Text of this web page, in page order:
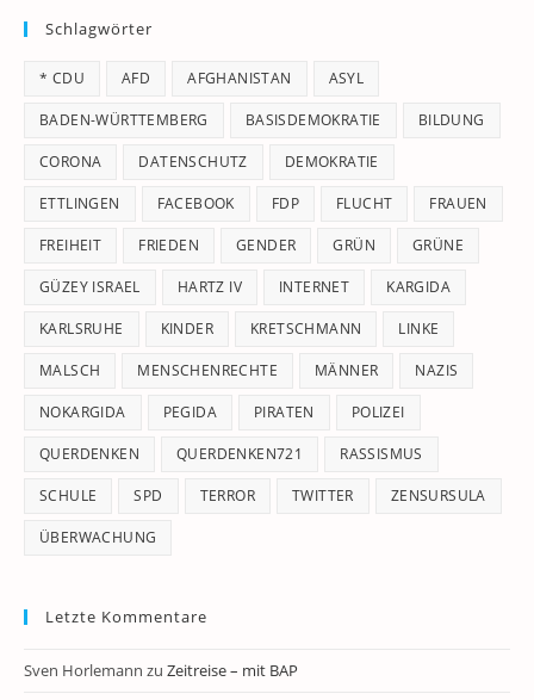
Schlagwörter
* CDU AFD AFGHANISTAN ASYL
BADEN-WÜRTTEMBERG BASISDEMOKRATIE BILDUNG
CORONA DATENSCHUTZ DEMOKRATIE
ETTLINGEN FACEBOOK FDP FLUCHT FRAUEN
FREIHEIT FRIEDEN GENDER GRÜN GRÜNE
GÜZEY ISRAEL HARTZ IV INTERNET KARGIDA
KARLSRUHE KINDER KRETSCHMANN LINKE
MALSCH MENSCHENRECHTE MÄNNER NAZIS
NOKARGIDA PEGIDA PIRATEN POLIZEI
QUERDENKEN QUERDENKEN721 RASSISMUS
SCHULE SPD TERROR TWITTER ZENSURSULA
ÜBERWACHUNG
Letzte Kommentare
Sven Horlemann zu Zeitreise – mit BAP